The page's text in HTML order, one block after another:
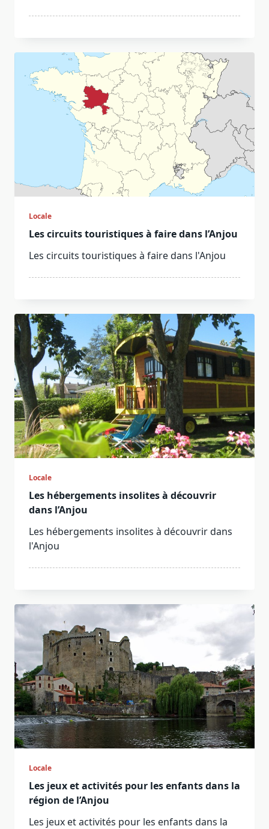
Locale
Les circuits touristiques à faire dans l’Anjou
Les circuits touristiques à faire dans l'Anjou
Locale
Les hébergements insolites à découvrir
dans l’Anjou
Les hébergements insolites à découvrir dans
l'Anjou
Locale
Les jeux et activités pour les enfants dans la
région de l’Anjou
Les jeux et activités pour les enfants dans la